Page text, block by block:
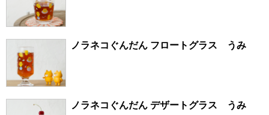
ノラネコぐんだん フロートグラス うみ
ノラネコぐんだん デザートグラス うみ